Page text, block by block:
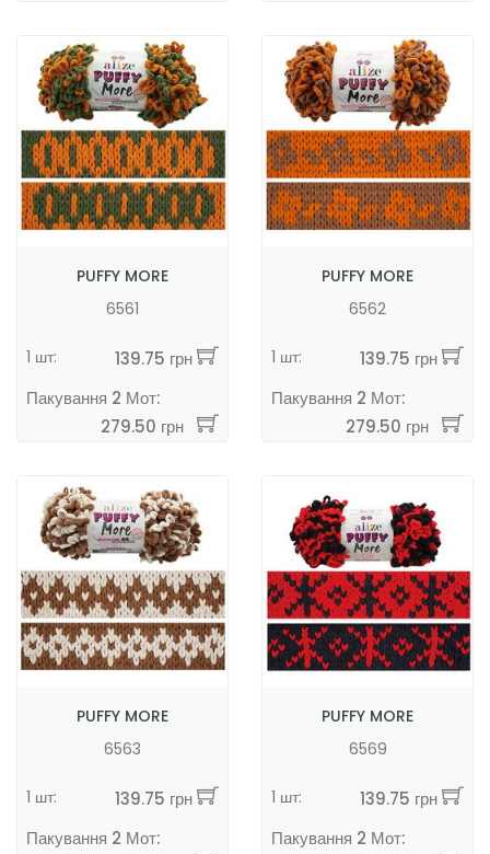
PUFFY MORE
6561
1 шт:
139.75 грн
Пакування 2 Мот:
279.50 грн
PUFFY MORE
6562
1 шт:
139.75 грн
Пакування 2 Мот:
279.50 грн
PUFFY MORE
6563
1 шт:
139.75 грн
Пакування 2 Мот:
PUFFY MORE
6569
1 шт:
139.75 грн
Пакування 2 Мот: